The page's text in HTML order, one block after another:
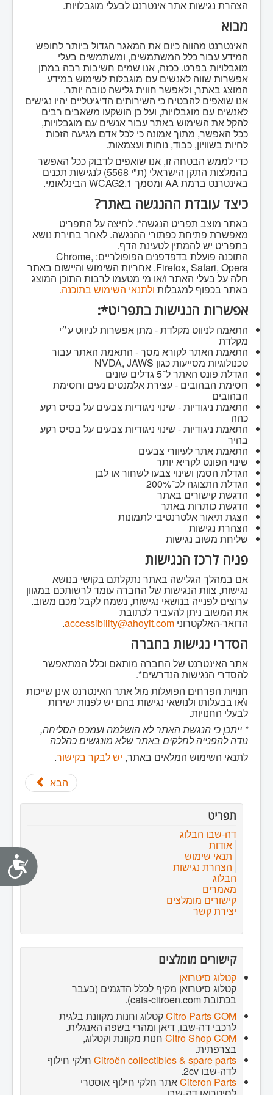
הצהרת נגישות אתר אינטרנט לבעלי מוגבלויות.
מבוא
האינטרנט מהווה כיום את המאגר הגדול ביותר לחופש
המידע עבור כלל המשתמשים, ומשתמשים בעלי
מוגבלויות בפרט. ככזה, אנו שמים חשיבות רבה במתן
אפשרות שווה לאנשים עם מוגבלות לשימוש במידע
המוצג באתר, ולאפשר חווית גלישה טובה יותר.
אנו שואפים להבטיח כי השירותים הדיגיטליים יהיו נגישים
לאנשים עם מוגבלויות, ועל כן הושקעו משאבים רבים
להקל את השימוש באתר עבור אנשים עם מוגבלויות,
ככל האפשר, מתוך אמונה כי לכל אדם מגיעה הזכות
לחיות בשוויון, כבוד, נוחות ועצמאות.
כדי לממש הבטחה זו, אנו שואפים לדבוק ככל האפשר
בהמלצות התקן הישראלי (ת"י 5568) לנגישות תכנים
באינטרנט ברמת AA ומסמך WCAG2.1 הבינלאומי.
כיצד עובדת ההנגשה באתר?
באתר מוצב תפריט הנגשה*. לחיצה על התפריט
מאפשרת פתיחת כפתורי ההנגשה. לאחר בחירת נושא
בתפריט יש להמתין לטעינת הדף.
התוכנה פועלת בדפדפנים הפופולריים: Chrome,
Firefox, Safari, Opera. אחריות השימוש והיישום באתר
חלה על בעלי האתר ו/או מי מטעמו לרבות התוכן המוצג
באתר בכפוף למגבלות ולתנאי השימוש בתוכנה.
אפשרות הנגישות בתפריט*:
התאמה לניווט מקלדת - מתן אפשרות לניווט ע״י
מקלדת
התאמת האתר לקורא מסך - התאמת האתר עבור
טכנולוגיות מסייעות כגון NVDA, JAWS
הגדלת פונט האתר ל־5 גדלים שונים
חסימת הבהובים - עצירת אלמנטים נעים וחסימת
הבהובים
התאמת ניגודיות - שינוי ניגודיות צבעים על בסיס רקע
כהה
התאמת ניגודיות - שינוי ניגודיות צבעים על בסיס רקע
בהיר
התאמת אתר לעיוורי צבעים
שינוי הפונט לקריא יותר
הגדלת הסמן ושינוי צבעו לשחור או לבן
הגדלת התצוגה לכ־200%
הדגשת קישורים באתר
הדגשת כותרות באתר
הצגת תיאור אלטרנטיבי לתמונות
הצהרת נגישות
שליחת משוב נגישות
פניה לרכז הנגישות
אם במהלך הגלישה באתר נתקלתם בקושי בנושא
נגישות, צוות הנגישות של החברה עומד לרשותכם במגוון
ערוצים לפנייה בנושאי נגישות, נשמח לקבל מכם משוב.
את המשוב ניתן להעביר לכתובת
הדואר-האלקטרוני accessibility@ahoyit.com
.
הסדרי נגישות בחברה
אתר האינטרנט של החברה מותאם וכלל המתאפשר
להסדרי הנגישות הנדרשים*.
חנויות הפרחים הפועלות מול אתר האינטרנט אינן שייכות
ו\או בבעלותו ולנושאי נגישות בהם יש לפנות ישירות
לבעלי החנויות.
* ייתכן כי הנגשת האתר לא הושלמה ועמכם הסליחה,
נודה להפנייה לחלקים באתר שלא מונגשים כהלכה
לתנאי השימוש המלאים באתר, יש לבקר בקישור.
הבא
תפריט
דה-שבו הבלוג
אודות
תנאי שימוש
הצהרת נגישות
הבלוג
מאמרים
קישורים מומלצים
יצירת קשר
קישורים מומלצים
קטלוג סיטרואן
קטלוג סיטרואן מקיף לכלל הדגמים (בעבר
בכתובת cats-citroen.com).
Citro Parts COMקטלוג וחנות מקוונת בלגית
לרכבי דה-שבו, דיאן ומהרי בשפה האנגלית.
Citro Shop COMחנות מקוונת וקטלוג,
בצרפתית.
Citroën collectibles & spare parts חלקי חילוף
לדה-שבו 2cv.
Citeron Partsאתר חלקי חילוף אוסטרי